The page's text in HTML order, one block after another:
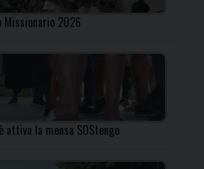
Missionario 2026
attiva la mensa SOStengo